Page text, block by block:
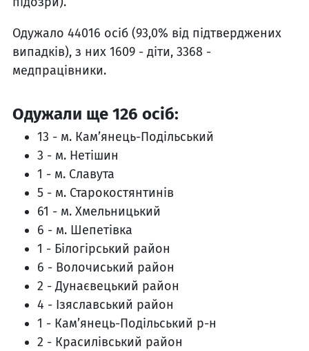
Одужало 44016 осіб (93,0% від підтверджених
випадків), з них 1609 - діти, 3368 -
медпрацівники.
Одужали ще 126 осіб:
13 - м. Кам’янець-Подільський
3 - м. Нетішин
1 - м. Славута
5 - м. Старокостянтинів
61 - м. Хмельницький
6 - м. Шепетівка
1 - Білогірський район
6 - Волочиський район
2 - Дунаєвецький район
4 - Ізяславський район
1 - Кам’янець-Подільський р-н
2 - Красилівський район